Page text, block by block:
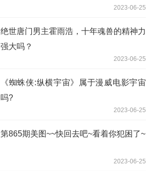
2023-06-25
绝世唐门男主霍雨浩，十年魂兽的精神力
强大吗？
2023-06-25
《蜘蛛侠:纵横宇宙》属于漫威电影宇宙
吗?
2023-06-25
第865期美图~~快回去吧~看着你犯困了~
2023-06-25